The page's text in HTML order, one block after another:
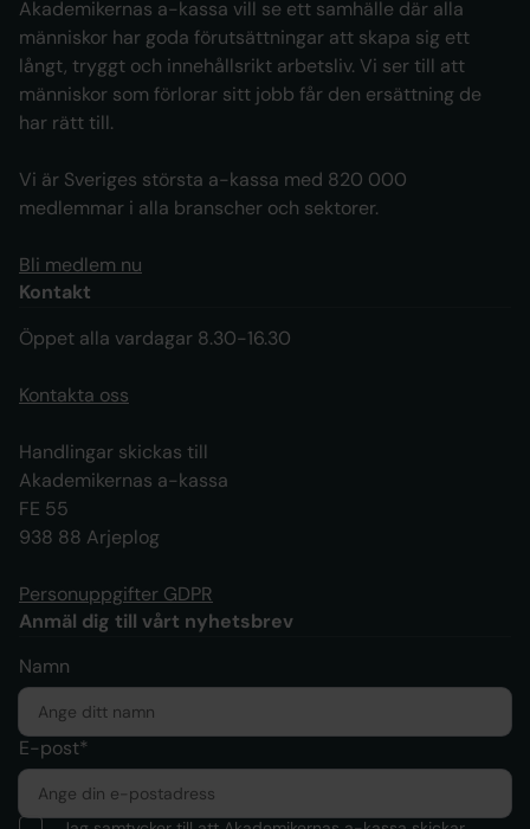
Akademikernas a-kassa vill se ett samhälle där alla
människor har goda förutsättningar att skapa sig ett
långt, tryggt och innehållsrikt arbetsliv. Vi ser till att
människor som förlorar sitt jobb får den ersättning de
har rätt till.
Vi är Sveriges största a-kassa med 820 000
medlemmar i alla branscher och sektorer.
Bli medlem nu
Kontakt
Öppet alla vardagar 8.30-16.30
Kontakta oss
Handlingar skickas till
Akademikernas a-kassa
FE 55
938 88 Arjeplog
Personuppgifter GDPR
Anmäl dig till vårt nyhetsbrev
Namn
E-post*